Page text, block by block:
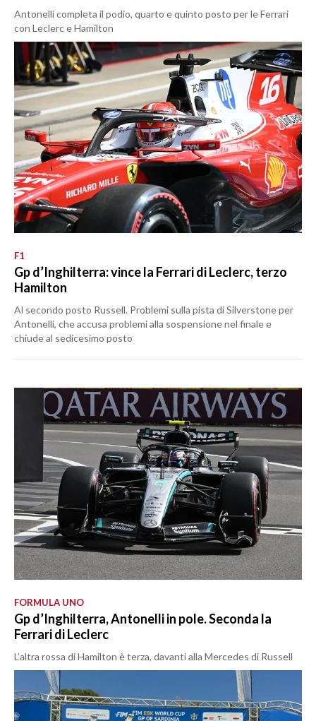
Antonelli completa il podio, quarto e quinto posto per le Ferrari
con Leclerc e Hamilton
F1
Gp d’Inghilterra: vince la Ferrari di Leclerc, terzo
Hamilton
Al secondo posto Russell. Problemi sulla pista di Silverstone per
Antonelli, che accusa problemi alla sospensione nel finale e
chiude al sedicesimo posto
FORMULA UNO
Gp d’Inghilterra, Antonelli in pole. Seconda la
Ferrari di Leclerc
L’altra rossa di Hamilton è terza, davanti alla Mercedes di Russell